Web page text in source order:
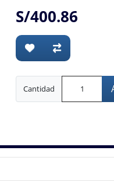
S/400.86
Cantidad